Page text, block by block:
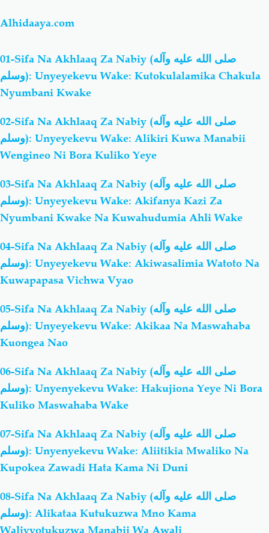
Alhidaaya.com
01-Sifa Na Akhlaaq Za Nabiy (صلى الله عليه وآله
وسلم): Unyeyekevu Wake: Kutokulalamika Chakula
Nyumbani Kwake
02-Sifa Na Akhlaaq Za Nabiy (صلى الله عليه وآله
وسلم): Unyeyekevu Wake: Alikiri Kuwa Manabii
Wengineo Ni Bora Kuliko Yeye
03-Sifa Na Akhlaaq Za Nabiy (صلى الله عليه وآله
وسلم): Unyeyekevu Wake: Akifanya Kazi Za
Nyumbani Kwake Na Kuwahudumia Ahli Wake
04-Sifa Na Akhlaaq Za Nabiy (صلى الله عليه وآله
وسلم): Unyeyekevu Wake: Akiwasalimia Watoto Na
Kuwapapasa Vichwa Vyao
05-Sifa Na Akhlaaq Za Nabiy (صلى الله عليه وآله
وسلم): Unyeyekevu Wake: Akikaa Na Maswahaba
Kuongea Nao
06-Sifa Na Akhlaaq Za Nabiy (صلى الله عليه وآله
وسلم): Unyenyekevu Wake: Hakujiona Yeye Ni Bora
Kuliko Maswahaba Wake
07-Sifa Na Akhlaaq Za Nabiy (صلى الله عليه وآله
وسلم): Unyenyekevu Wake: Aliitikia Mwaliko Na
Kupokea Zawadi Hata Kama Ni Duni
08-Sifa Na Akhlaaq Za Nabiy (صلى الله عليه وآله
وسلم): Alikataa Kutukuzwa Mno Kama
Walivyotukuzwa Manabii Wa Awali